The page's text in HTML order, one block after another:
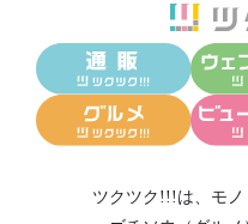
ツクツク!!!は、 モノ